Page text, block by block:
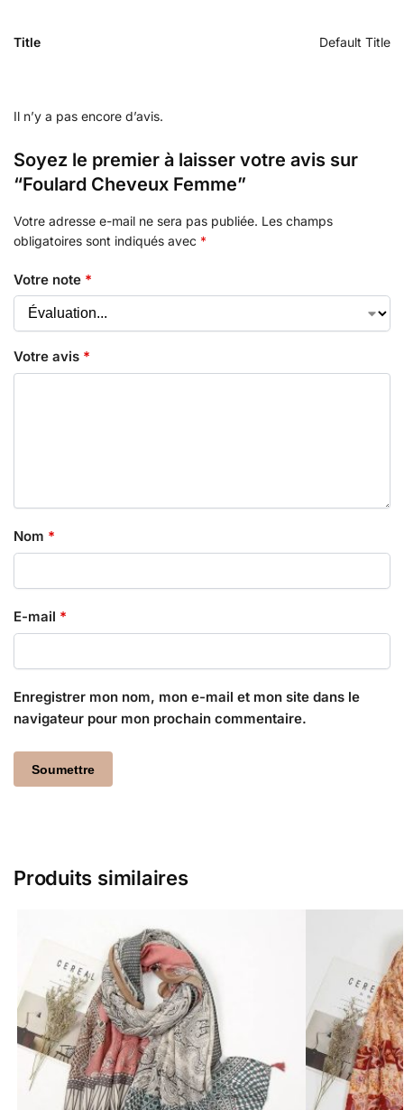
Title Default Title
Il n’y a pas encore d’avis.
Soyez le premier à laisser votre avis sur
“Foulard Cheveux Femme”
Votre adresse e-mail ne sera pas publiée. Les champs
obligatoires sont indiqués avec *
Votre note *
Votre avis *
Nom *
E-mail *
Enregistrer mon nom, mon e-mail et mon site dans le
navigateur pour mon prochain commentaire.
Produits similaires